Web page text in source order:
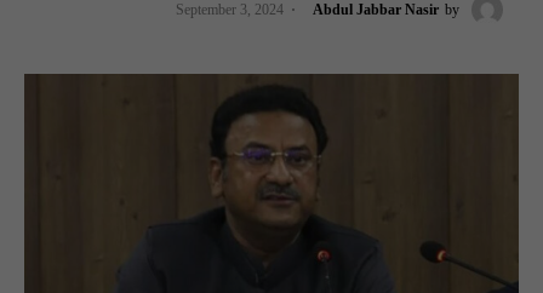
by
Abdul Jabbar Nasir
September 3, 2024